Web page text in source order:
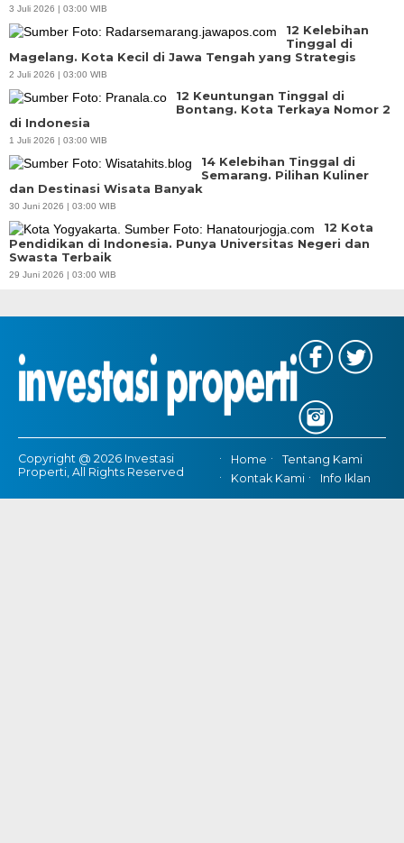
3 Juli 2026 | 03:00 WIB
12 Kelebihan
Tinggal di
Magelang. Kota Kecil di Jawa Tengah yang Strategis
2 Juli 2026 | 03:00 WIB
12 Keuntungan Tinggal di
Bontang. Kota Terkaya Nomor 2
di Indonesia
1 Juli 2026 | 03:00 WIB
14 Kelebihan Tinggal di
Semarang. Pilihan Kuliner
dan Destinasi Wisata Banyak
30 Juni 2026 | 03:00 WIB
12 Kota
Pendidikan di Indonesia. Punya Universitas Negeri dan
Swasta Terbaik
29 Juni 2026 | 03:00 WIB
Copyright @ 2026 Investasi
Properti, All Rights Reserved
Home
Tentang Kami
Kontak Kami
Info Iklan